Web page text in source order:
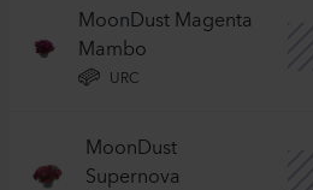
MoonDust Magenta
Mambo
URC
MoonDust
Supernova